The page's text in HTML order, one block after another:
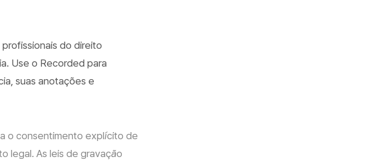
do direito
Use o Recorded para
suas anotações e
o consentimento explícito de
legal. As leis de gravação